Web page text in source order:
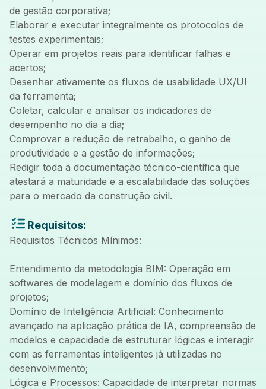
de gestão corporativa;
Elaborar e executar integralmente os protocolos de
testes experimentais;
Operar em projetos reais para identificar falhas e
acertos;
Desenhar ativamente os fluxos de usabilidade UX/UI
da ferramenta;
Coletar, calcular e analisar os indicadores de
desempenho no dia a dia;
Comprovar a redução de retrabalho, o ganho de
produtividade e a gestão de informações;
Redigir toda a documentação técnico-científica que
atestará a maturidade e a escalabilidade das soluções
para o mercado da construção civil.
Requisitos:
Requisitos Técnicos Mínimos:
Entendimento da metodologia BIM: Operação em
softwares de modelagem e domínio dos fluxos de
projetos;
Domínio de Inteligência Artificial: Conhecimento
avançado na aplicação prática de IA, compreensão de
modelos e capacidade de estruturar lógicas e interagir
com as ferramentas inteligentes já utilizadas no
desenvolvimento;
Lógica e Processos: Capacidade de interpretar normas